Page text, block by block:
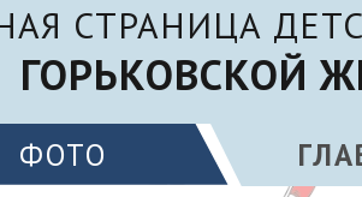
СТРАНИЦА
ГОРЬКОВСКОЙ
ФОТО